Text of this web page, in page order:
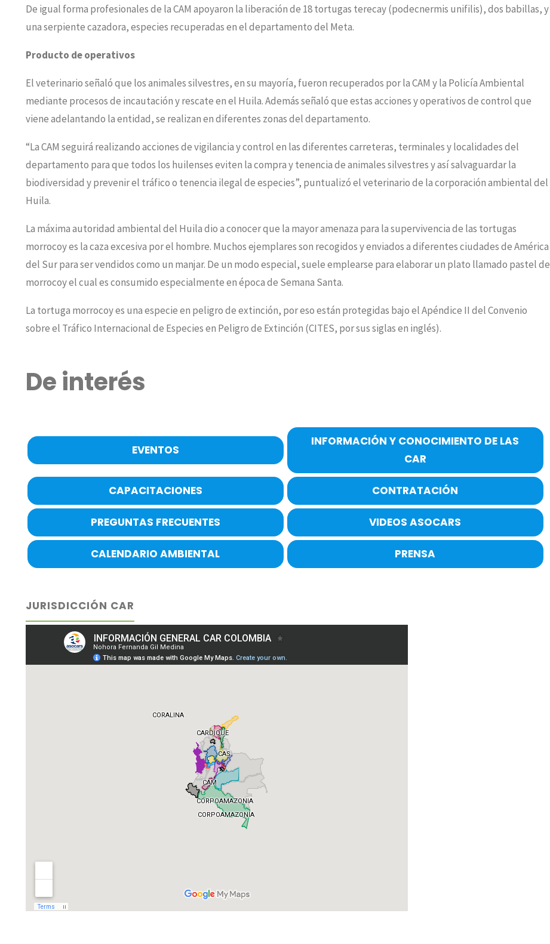
De igual forma profesionales de la CAM apoyaron la liberación de 18 tortugas terecay (podecnermis unifilis), dos babillas, y
una serpiente cazadora, especies recuperadas en el departamento del Meta.
Producto de operativos
El veterinario señaló que los animales silvestres, en su mayoría, fueron recuperados por la CAM y la Policía Ambiental
mediante procesos de incautación y rescate en el Huila. Además señaló que estas acciones y operativos de control que
viene adelantando la entidad, se realizan en diferentes zonas del departamento.
“La CAM seguirá realizando acciones de vigilancia y control en las diferentes carreteras, terminales y localidades del
departamento para que todos los huilenses eviten la compra y tenencia de animales silvestres y así salvaguardar la
biodiversidad y prevenir el tráfico o tenencia ilegal de especies”, puntualizó el veterinario de la corporación ambiental del
Huila.
La máxima autoridad ambiental del Huila dio a conocer que la mayor amenaza para la supervivencia de las tortugas
morrocoy es la caza excesiva por el hombre. Muchos ejemplares son recogidos y enviados a diferentes ciudades de América
del Sur para ser vendidos como un manjar. De un modo especial, suele emplearse para elaborar un plato llamado pastel de
morrocoy el cual es consumido especialmente en época de Semana Santa.
La tortuga morrocoy es una especie en peligro de extinción, por eso están protegidas bajo el Apéndice II del Convenio
sobre el Tráfico Internacional de Especies en Peligro de Extinción (CITES, por sus siglas en inglés).
De interés
EVENTOS
INFORMACIÓN Y CONOCIMIENTO DE LAS
CAR
CAPACITACIONES CONTRATACIÓN
PREGUNTAS FRECUENTES VIDEOS ASOCARS
CALENDARIO AMBIENTAL PRENSA
JURISDICCIÓN CAR